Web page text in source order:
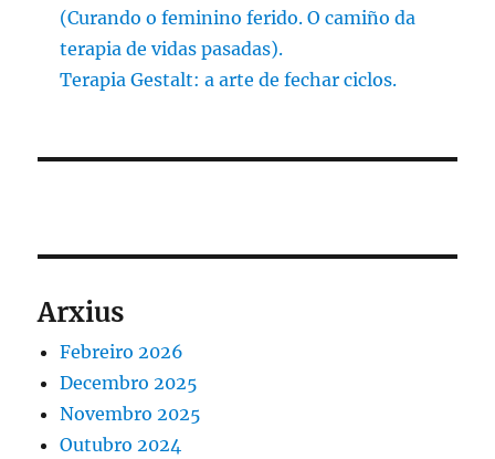
(Curando o feminino ferido. O camiño da
terapia de vidas pasadas).
Terapia Gestalt: a arte de fechar ciclos.
Arxius
Febreiro 2026
Decembro 2025
Novembro 2025
Outubro 2024